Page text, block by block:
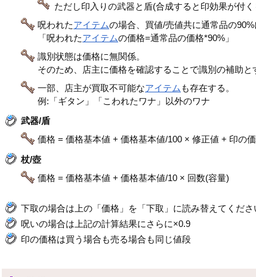
ただし印入りの武器と盾(合成すると印効果が付
呪われたアイテムの場合、買値/売値共に通常品の90%
「呪われたアイテムの価格=通常品の価格*90%」
識別状態は価格に無関係。
そのため、店主に価格を確認することで識別の補助と
一部、店主が買取不可能なアイテム も存在する。
例:「ギタン」「こわれたワナ」以外のワナ
武器/盾
価格 = 価格基本値 + 価格基本値/100 × 修正値 + 印の
杖/壺
価格 = 価格基本値 + 価格基本値/10 × 回数(容量)
下取の場合は上の「価格」を「下取」に読み替えてくださ
呪いの場合は上記の計算結果にさらに×0.9
印の価格は買う場合も売る場合も同じ値段